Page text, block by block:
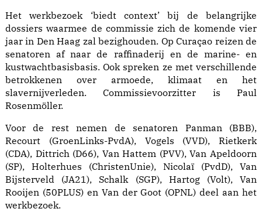
Het werkbezoek ‘biedt context’ bij de belangrijke
dossiers waarmee de commissie zich de komende vier
jaar in Den Haag zal bezighouden. Op Curaçao reizen de
senatoren af naar de raffinaderij en de marine- en
kustwachtbasisbasis. Ook spreken ze met verschillende
betrokkenen over armoede, klimaat en het
slavernijverleden. Commissievoorzitter is Paul
Rosenmöller.
Voor de rest nemen de senatoren Panman (BBB),
Recourt (GroenLinks-PvdA), Vogels (VVD), Rietkerk
(CDA), Dittrich (D66), Van Hattem (PVV), Van Apeldoorn
(SP), Holterhues (ChristenUnie), Nicolaï (PvdD), Van
Bijsterveld (JA21), Schalk (SGP), Hartog (Volt), Van
Rooijen (50PLUS) en Van der Goot (OPNL) deel aan het
werkbezoek.